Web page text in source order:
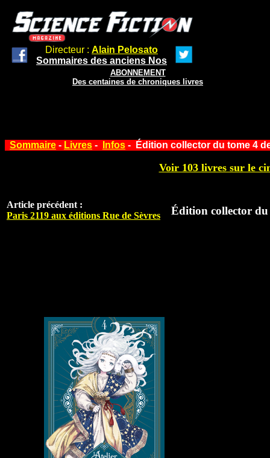
Directeur : Alain Pelosato
Sommaires des anciens Nos
ABONNEMENT
Des centaines de chroniques livres
Sommaire - Livres - Infos - Édition collector du tome 4
Voir 103 livres sur le
Article précédent :
Paris 2119 aux éditions Rue de Sèvres
Édition collector du